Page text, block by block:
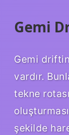
Gemi
Gemi
vardır.
tekne
şekilde